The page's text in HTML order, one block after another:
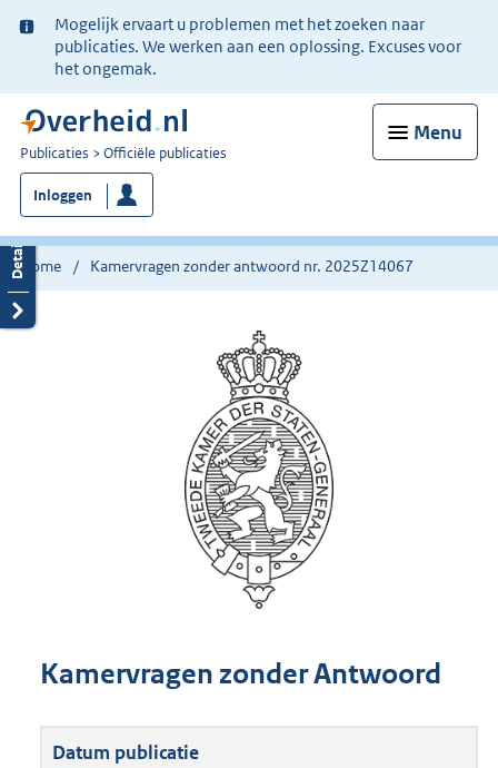
Ter
informatie:
Mogelijk ervaart u problemen met het zoeken naar
publicaties. We werken aan een oplossing. Excuses voor
het ongemak.
Menu
U
bent
nu
hier:
Publicaties Officiële publicaties
Inloggen
Home Kamervragen zonder antwoord nr. 2025Z14067
Kamervragen zonder Antwoord